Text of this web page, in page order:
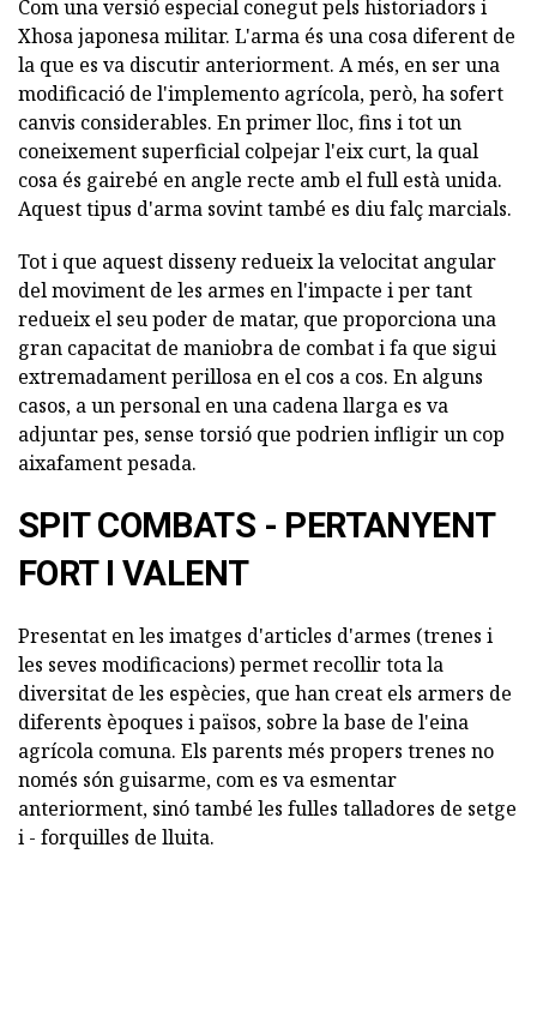
Com una versió especial conegut pels historiadors i
Xhosa japonesa militar. L'arma és una cosa diferent de
la que es va discutir anteriorment. A més, en ser una
modificació de l'implemento agrícola, però, ha sofert
canvis considerables. En primer lloc, fins i tot un
coneixement superficial colpejar l'eix curt, la qual
cosa és gairebé en angle recte amb el full està unida.
Aquest tipus d'arma sovint també es diu falç marcials.
Tot i que aquest disseny redueix la velocitat angular
del moviment de les armes en l'impacte i per tant
redueix el seu poder de matar, que proporciona una
gran capacitat de maniobra de combat i fa que sigui
extremadament perillosa en el cos a cos. En alguns
casos, a un personal en una cadena llarga es va
adjuntar pes, sense torsió que podrien infligir un cop
aixafament pesada.
SPIT COMBATS - PERTANYENT
FORT I VALENT
Presentat en les imatges d'articles d'armes (trenes i
les seves modificacions) permet recollir tota la
diversitat de les espècies, que han creat els armers de
diferents èpoques i països, sobre la base de l'eina
agrícola comuna. Els parents més propers trenes no
només són guisarme, com es va esmentar
anteriorment, sinó també les fulles talladores de setge
i - forquilles de lluita.